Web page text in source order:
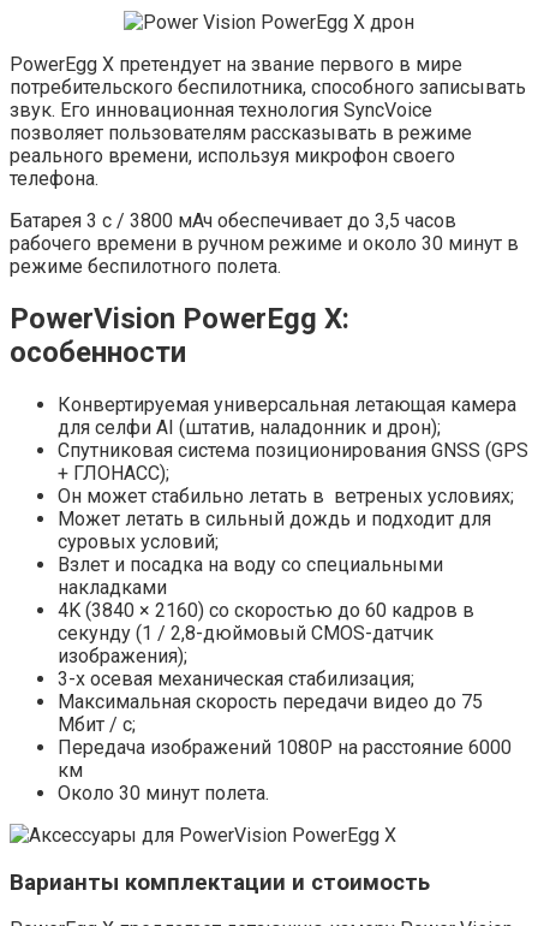
PowerEgg X претендует на звание первого в мире
потребительского беспилотника, способного записывать
звук. Его инновационная технология SyncVoice
позволяет пользователям рассказывать в режиме
реального времени, используя микрофон своего
телефона.
Батарея 3 с / 3800 мАч обеспечивает до 3,5 часов
рабочего времени в ручном режиме и около 30 минут в
режиме беспилотного полета.
PowerVision PowerEgg X:
особенности
Конвертируемая универсальная летающая камера
для селфи AI (штатив, наладонник и дрон);
Спутниковая система позиционирования GNSS (GPS
+ ГЛОНАСС);
Он может стабильно летать в ветреных условиях;
Может летать в сильный дождь и подходит для
суровых условий;
Взлет и посадка на воду со специальными
накладками
4K (3840 × 2160) со скоростью до 60 кадров в
секунду (1 / 2,8-дюймовый CMOS-датчик
изображения);
3-х осевая механическая стабилизация;
Максимальная скорость передачи видео до 75
Мбит / с;
Передача изображений 1080P на расстояние 6000
км
Около 30 минут полета.
Варианты комплектации и стоимость